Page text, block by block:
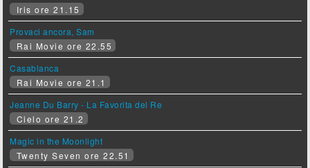
Iris ore 21.15
Provaci ancora, Sam
Rai Movie ore 22.55
Casablanca
Rai Movie ore 21.1
Jeanne Du Barry - La Favorita del Re
Cielo ore 21.2
Magic in the Moonlight
Twenty Seven ore 22.51